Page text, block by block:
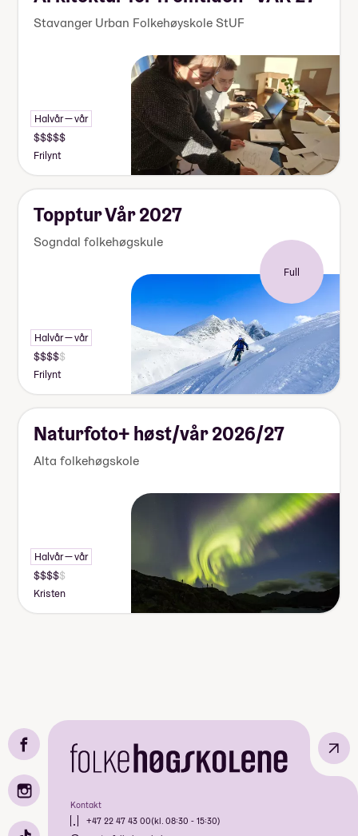
Stavanger Urban Folkehøyskole StUF
Halvår — vår
Frilynt
Topptur Vår 2027
Sogndal folkehøgskule
Full
Halvår — vår
Frilynt
Naturfoto+ høst/vår 2026/27
Alta folkehøgskole
Halvår — vår
Kristen
Kontakt
+47 22 47 43 00(kl. 08:30 - 15:30)
↗